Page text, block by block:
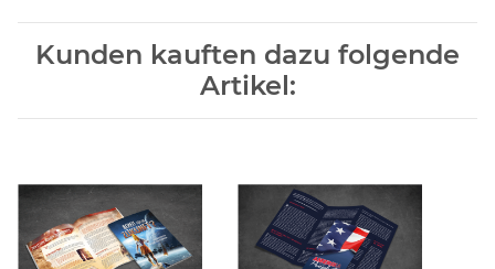
Kunden kauften dazu folgende
Artikel: